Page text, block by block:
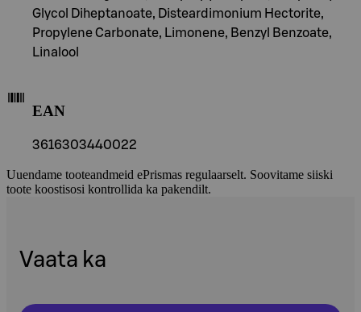
Glycol Diheptanoate, Disteardimonium Hectorite,
Propylene Carbonate, Limonene, Benzyl Benzoate,
Linalool
EAN
3616303440022
Uuendame tooteandmeid ePrismas regulaarselt. Soovitame siiski
toote koostisosi kontrollida ka pakendilt.
Vaata ka